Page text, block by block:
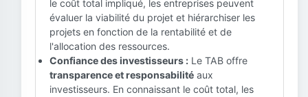
le coût total impliqué, les entreprises peuvent
évaluer la viabilité du projet et hiérarchiser les
projets en fonction de la rentabilité et de
l'allocation des ressources.
Confiance des investisseurs : Le TAB offre
transparence et responsabilité aux
investisseurs. En connaissant le coût total, les